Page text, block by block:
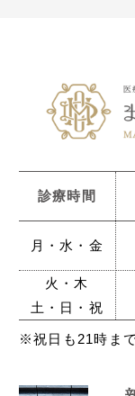
診療時間
月・水・金
火・木
土・日・祝
※祝日も21時ま